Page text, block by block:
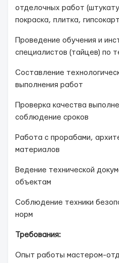
отделочных работ
покраска, плитка,
Проведение обучения и
специалистов (тайцев) по
Составление
выполнения работ
Проверка качества
соблюдение сроков
Работа с прорабами,
материалов
Ведение технической
объектам
Соблюдение техники
норм
Требования:
Опыт работы мастером-